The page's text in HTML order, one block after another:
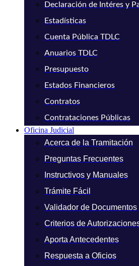
Declaración de Intéres y
Estadísticas
Cuenta Pública TDLC
Anuarios TDLC
Presupuesto
Estados Financieros
Contratos
Contrataciones Públicas
Oficina Judicial
Acerca de la Tramitación
Preguntas Frecuentes
Instructivos y Manuales
Trámite Fácil
Validador de Documentos
Criterios de
Aporta Antecedentes
Respuesta a Oficios